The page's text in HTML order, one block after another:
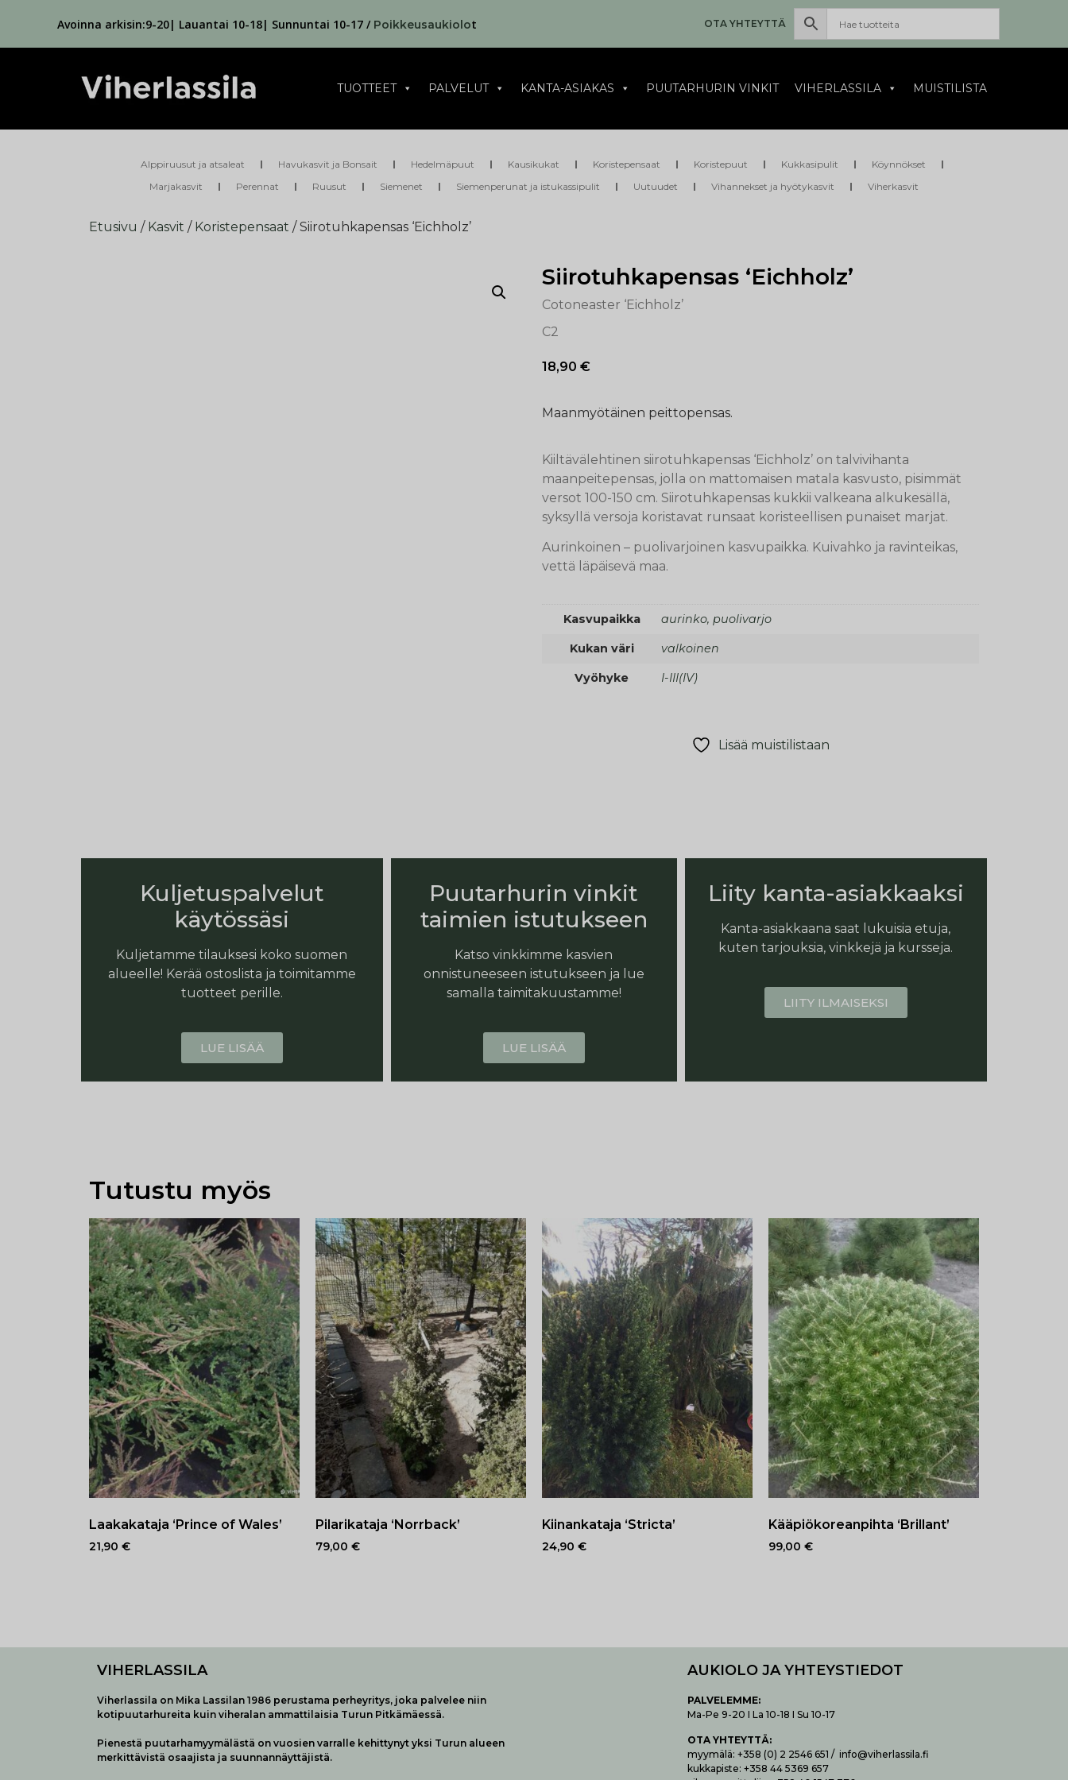
Avoinna arkisin:9-20| Lauantai 10-18| Sunnuntai 10-17 / Poikkeusaukiolot OTA YHTEYTTÄ
TUOTTEET PALVELUT KANTA-ASIAKAS PUUTARHURIN VINKIT VIHERLASSILA MUISTILISTA
Alppiruusut ja atsaleat Havukasvit ja Bonsait Hedelmäpuut Kausikukat Koristepensaat Koristepuut Kukkasipulit
Köynnökset
Marjakasvit
Perennat Ruusut Siemenet Siemenperunat ja istukassipulit Uutuudet Vihannekset ja hyötykasvit Viherkasvit
Etusivu / Kasvit / Koristepensaat / Siirotuhkapensas ‘Eichholz’
Siirotuhkapensas ‘Eichholz’
Cotoneaster ‘Eichholz’
C2
18,90 €
Maanmyötäinen peittopensas.
Kiiltävälehtinen siirotuhkapensas ‘Eichholz’ on talvivihanta
maanpeitepensas, jolla on mattomaisen matala kasvusto, pisimmät
versot 100-150 cm. Siirotuhkapensas kukkii valkeana alkukesällä,
syksyllä versoja koristavat runsaat koristeellisen punaiset marjat.
Aurinkoinen – puolivarjoinen kasvupaikka. Kuivahko ja ravinteikas,
vettä läpäisevä maa.
Kasvupaikka aurinko, puolivarjo
Kukan väri valkoinen
Vyöhyke I-III(IV)
Lisää muistilistaan
Kuljetuspalvelut
käytössäsi
Kuljetamme tilauksesi koko suomen
alueelle! Kerää ostoslista ja toimitamme
tuotteet perille.
LUE LISÄÄ
Puutarhurin vinkit
taimien istutukseen
Katso vinkkimme kasvien
onnistuneeseen istutukseen ja lue
samalla taimitakuustamme!
LUE LISÄÄ
Liity kanta-asiakkaaksi
Kanta-asiakkaana saat lukuisia etuja,
kuten tarjouksia, vinkkejä ja kursseja.
LIITY ILMAISEKSI
Tutustu myös
Laakakataja ‘Prince of Wales’
21,90 €
Pilarikataja ‘Norrback’
79,00 €
Kiinankataja ‘Stricta’
24,90 €
Kääpiökoreanpihta ‘Brillant’
99,00 €
VIHERLASSILA
Viherlassila on Mika Lassilan 1986 perustama perheyritys, joka palvelee niin
kotipuutarhureita kuin viheralan ammattilaisia Turun Pitkämäessä.
Pienestä puutarhamyymälästä on vuosien varralle kehittynyt yksi Turun alueen
merkittävistä osaajista ja suunnannäyttäjistä.
AUKIOLO JA YHTEYSTIEDOT
PALVELEMME:
Ma-Pe 9-20 I La 10-18 I Su 10-17
OTA YHTEYTTÄ:
myymälä: +358 (0) 2 2546 651 / info@viherlassila.fi
kukkapiste: +358 44 5369 657